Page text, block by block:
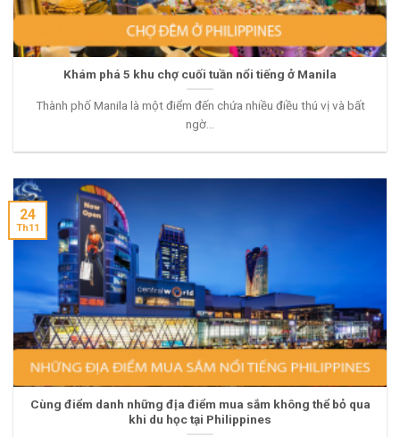
Khám phá 5 khu chợ cuối tuần nổi tiếng ở Manila
Thành phố Manila là một điểm đến chứa nhiều điều thú vị và bất
ngờ...
Cùng điểm danh những địa điểm mua sắm không thể bỏ qua
khi du học tại Philippines
24
Th11